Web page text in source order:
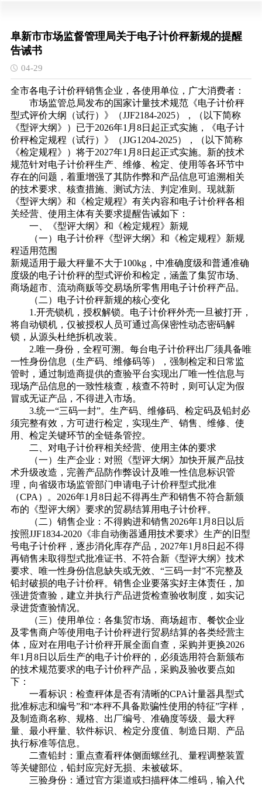
阜新市市场监督管理局关于电子计价秤新规的提醒
告诫书
04-29
全市各电子计价秤销售企业，各使用单位，广大消费者：
市场监管总局发布的国家计量技术规范《电子计价秤
型式评价大纲（试行）》（JJF2184-2025），（以下简称
《型评大纲》）已于2026年1月8日起正式实施，《电子计
价秤检定规程（试行）》（JJG1204-2025），（以下简称
《检定规程》）将于2027年1月8日起正式实施。新的技术
规范针对电子计价秤生产、维修、检定、使用等各环节中
存在的问题，着重增强了其防作弊和产品信息可追溯相关
的技术要求、核查措施、测试方法、判定准则。现就新
《型评大纲》和《检定规程》有关内容和电子计价秤各相
关经营、使用主体有关要求提醒告诫如下：
一、《型评大纲》和《检定规程》新规
（一）电子计价秤《型评大纲》和《检定规程》新规
程适用范围
新规适用于最大秤量不大于100kg，中准确度级和普通准确
度级的电子计价秤的型式评价和检定，涵盖了集贸市场、
商场超市、流动商贩等交易场所零售用电子计价秤产品。
（二）电子计价秤新规的核心变化
1.开壳锁机，授权解锁。电子计价秤外壳一旦被打开，
将自动锁机，仅被授权人员可通过高保密性动态密码解
锁，从源头杜绝拆机改装。
2.唯一身份，全程可溯。每台电子计价秤出厂须具备唯
一性身份信息（生产码、维修码等），强制检定和日常监
管时，通过制造商提供的查验平台实现出厂唯一性信息与
现场产品信息的一致性核查，核查不符时，则可认定为假
冒或无证产品，不得进入市场。
3.统一“三码一封”。生产码、维修码、检定码及铅封必
须完整有效，方可进行检定，实现生产、销售、维修、使
用、检定关键环节的全链条管控。
二、对电子计价秤相关经营、使用主体的要求
（一）生产企业：对照《型评大纲》加快开展产品技
术升级改造，完善产品防作弊设计及唯一性信息标识管
理，向省级市场监管部门申请电子计价秤型式批准
（CPA）。2026年1月8日起不得再生产和销售不符合新颁
布的《型评大纲》要求的贸易结算用电子计价秤。
（二）销售企业：不得购进和销售2026年1月8日以后
按照JJF1834-2020《非自动衡器通用技术要求》生产的旧型
号电子计价秤，逐步消化库存产品，2027年1月8日起不得
再销售未取得型式批准证书、不符合新《型评大纲》技术
要求、唯一性身份信息缺失或无效、“三码一封”不完整及
铅封破损的电子计价秤。销售企业要落实好主体责任，加
强进货查验，建立并执行产品进货检查验收制度，如实记
录进货查验情况。
（三）使用单位：各集贸市场、商场超市、餐饮企业
及零售商户等使用电子计价秤进行贸易结算的各类经营主
体，应对在用电子计价秤开展全面自查，采购并更换2026
年1月8日以后生产的电子计价秤的，必须选用符合新颁布
的技术规范要求的电子计价秤产品，采购及验收要点如
下：
一看标识‌：检查秤体是否有清晰的CPA计量器具型式
批准标志和编号”和“本秤不具备欺骗性使用的特征”字样，
及制造商名称、规格、出厂编号、准确度等级、最大秤
量、最小秤量、软件标识、检定分度值、制造日期、产品
执行标准等信息。
二查铅封‌：重点查看秤体侧面螺丝孔、量程调整装置
等关键部位，铅封应完好无损、未被破坏。
三验身份‌：通过官方渠道或扫描秤体二维码，输入代